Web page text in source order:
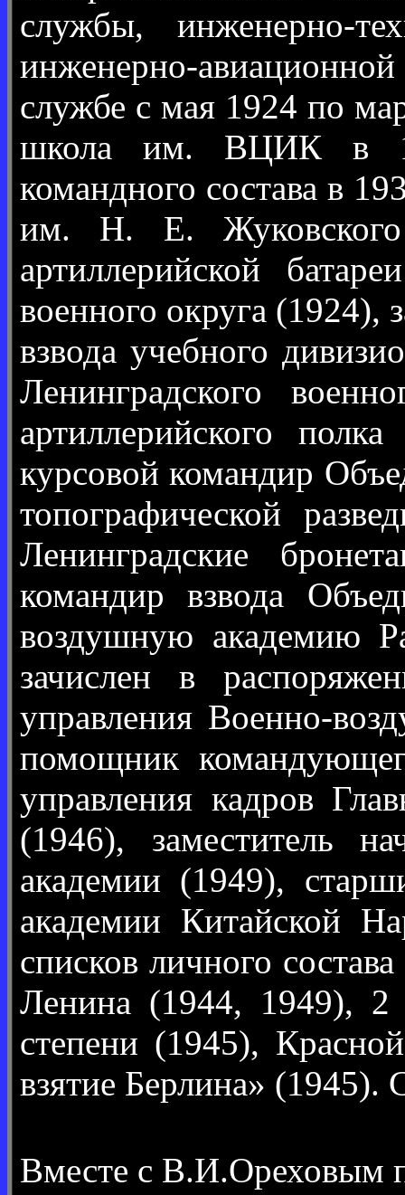
службы, инженерно-
инженерно-
службе с мая 1924 по
школа им. ВЦИК в
командного состава в
им. Н. Е. Жуковского
артиллерийской
военного округа
взвода учебного
Ленинградского
артиллерийского
курсовой командир
топографической
Ленинградские
командир взвода
воздушную академию
зачислен в
управления Военно-
помощник
управления кадров
(1946), заместитель
академии (1949),
академии Китайской
списков личного
Ленина (1944, 1949), 2
степени (1945),
взятие Берлина» (1945).
Вместе с В.И.Ореховым